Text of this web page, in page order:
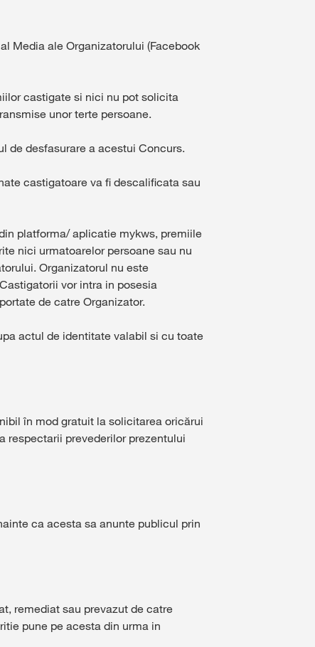
Media ale Organizatorului (Facebook
castigate si nici nu pot solicita
unor terte persoane.
de desfasurare a acestui Concurs.
castigatoare va fi descalificata sau
platforma/ aplicatie mykws, premiile
nici urmatoarelor persoane sau nu
Organizatorul nu este
vor intra in posesia
de catre Organizator.
actul de identitate valabil si cu toate
în mod gratuit la solicitarea oricărui
respectarii prevederilor prezentului
ca acesta sa anunte publicul prin
remediat sau prevazut de catre
pune pe acesta din urma in